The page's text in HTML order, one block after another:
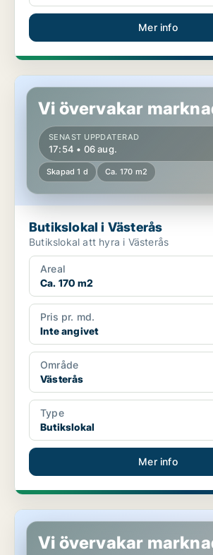
Mer info
Butikslokal i Västerås
Vi övervakar
SENAST UPPDATERAD
17:54 • 06 aug.
Skapad 1 d Ca. 170 m2
Butikslokal i Västerås
Butikslokal att hyra i Västerås
Areal
Ca. 170 m2
Pris pr. md.
Inte angivet
Område
Västerås
Type
Butikslokal
Mer info
Industrilokal i Västerås
Vi övervakar